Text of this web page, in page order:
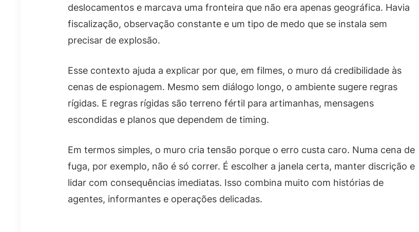
deslocamentos e marcava uma fronteira que não era apenas geográfica. Havia
fiscalização, observação constante e um tipo de medo que se instala sem
precisar de explosão.
Esse contexto ajuda a explicar por que, em filmes, o muro dá credibilidade às
cenas de espionagem. Mesmo sem diálogo longo, o ambiente sugere regras
rígidas. E regras rígidas são terreno fértil para artimanhas, mensagens
escondidas e planos que dependem de timing.
Em termos simples, o muro cria tensão porque o erro custa caro. Numa cena de
fuga, por exemplo, não é só correr. É escolher a janela certa, manter discrição e
lidar com consequências imediatas. Isso combina muito com histórias de
agentes, informantes e operações delicadas.